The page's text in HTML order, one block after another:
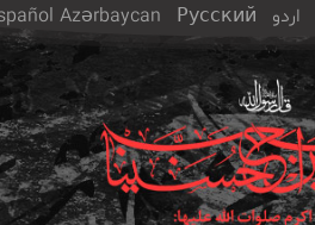
اردو Русский
Azərbaycan